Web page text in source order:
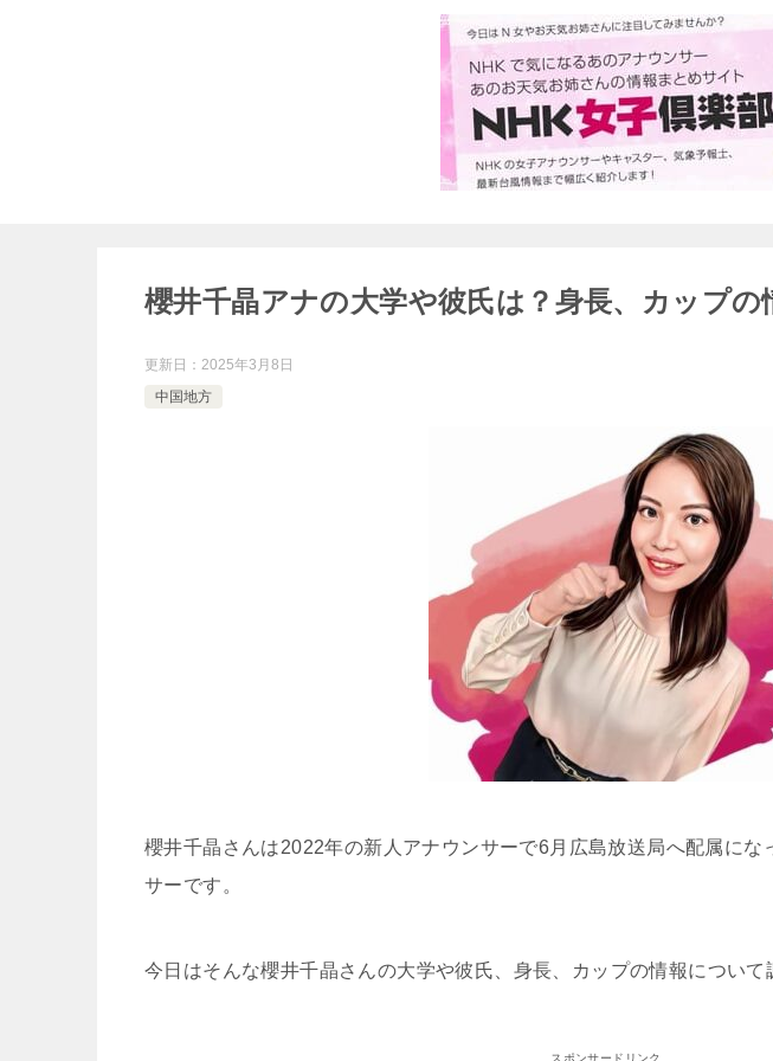
櫻井千晶アナの大学や彼氏は？身長、カップの
更新日： 2025年3月8日
中国地方
櫻井千晶さんは2022年の新人アナウンサーで6月広島放送局へ配属にな
サーです。
今日はそんな櫻井千晶さんの大学や彼氏、身長、カップの情報について
スポンサードリンク